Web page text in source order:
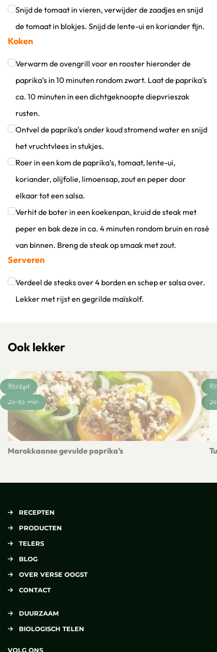
Snijd de tomaat in vieren, verwijder de zaadjes en snijd
de tomaat in blokjes. Snijd de lente-ui en koriander fijn.
Klik om dit selectievakje aan te vinken
Koken
Verwarm de ovengrill voor en rooster hieronder de
paprika’s in 10 minuten rondom zwart. Laat de paprika's
ca. 10 minuten in een dichtgeknoopte diepvrieszak
rusten.
Klik om dit selectievakje aan te vinken
Ontvel de paprika's onder koud stromend water en snijd
het vruchtvlees in stukjes.
Klik om dit selectievakje aan te vinken
Roer in een kom de paprika’s, tomaat, lente-ui,
koriander, olijfolie, limoensap, zout en peper door
elkaar tot een salsa.
Klik om dit selectievakje aan te vinken
Verhit de boter in een koekenpan, kruid de steak met
peper en bak deze in ca. 4 minuten rondom bruin en rosé
van binnen. Breng de steak op smaak met zout.
Klik om dit selectievakje aan te vinken
Serveren
Verdeel de steaks over 4 borden en schep er salsa over.
Lekker met rijst en gegrilde maïskolf.
Ook lekker
Marokkaanse gevulde paprika’s
Recept
20-30 min
RECEPTEN
PRODUCTEN
TELERS
BLOG
OVER VERSE OOGST
CONTACT
DUURZAAM
BIOLOGISCH TELEN
VOLG ONS